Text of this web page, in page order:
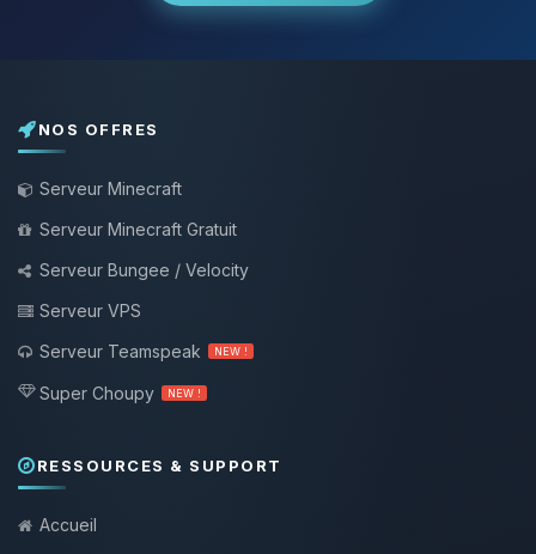
NOS OFFRES
Serveur Minecraft
Serveur Minecraft Gratuit
Serveur Bungee / Velocity
Serveur VPS
Serveur Teamspeak
NEW !
Super Choupy NEW !
RESSOURCES & SUPPORT
Accueil